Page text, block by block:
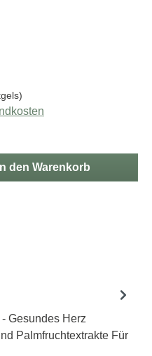
gewünschten
In den Warenkorb
Gesundes Herz
Palmfruchtextrakte Für